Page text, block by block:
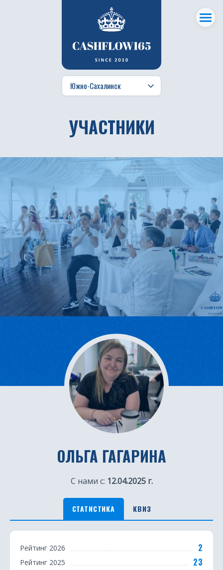
УЧАСТНИКИ
ОЛЬГА ГАГАРИНА
С нами с: 12.04.2025 г.
СТАТИСТИКА КВИЗ
С
Рейтинг 2026 2
Рейтинг 2025 23